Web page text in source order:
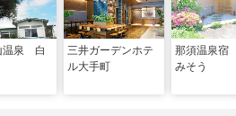
温泉 白
三井ガーデンホテ
ル大手町
那須温泉
みそう